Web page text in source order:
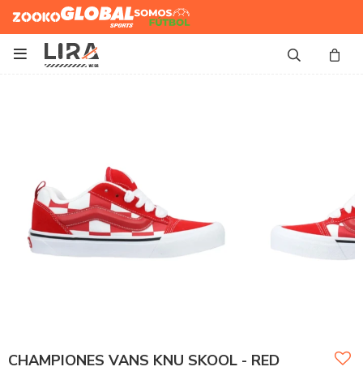
Zooko Global Sports
Somos
Futbol

CHAMPIONES VANS KNU SKOOL - RED